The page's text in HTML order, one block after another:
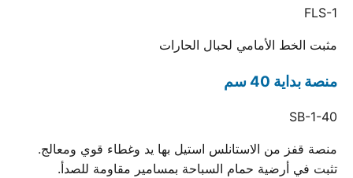
FLS-1
مثبت الخط الأمامي لحبال الحارات
منصة بداية 40 سم
SB-1-40
منصة قفز من الاستانلس استيل بها يد وغطاء قوي ومعالج.
تثبت في أرضية حمام السباحة بمسامير مقاومة للصدأ.